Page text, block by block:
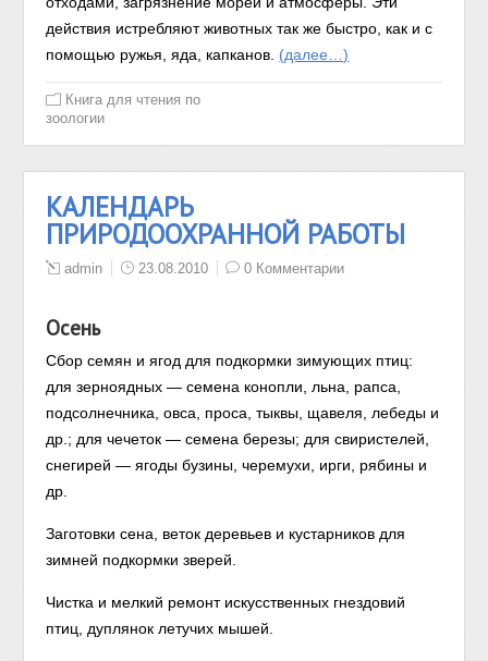
действия истребляют животных так же быстро, как и с
помощью ружья, яда, капканов. (далее…)
Книга для чтения по
зоологии
КАЛЕНДАРЬ
ПРИРОДООХРАННОЙ РАБОТЫ
admin 23.08.2010 0 Комментарии
Осень
Сбор семян и ягод для подкормки зимующих птиц:
для зерноядных — семена конопли, льна, рапса,
подсолнечника, овса, проса, тыквы, щавеля, лебеды и
др.; для чечеток — семена березы; для свиристелей,
снегирей — ягоды бузины, черемухи, ирги, рябины и
др.
Заготовки сена, веток деревьев и кустарников для
зимней подкормки зверей.
Чистка и мелкий ремонт искусственных гнездовий
птиц, дуплянок летучих мышей.